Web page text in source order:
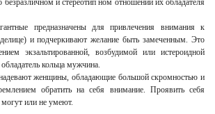
безразличном и стереотип ном отношении их обладателя
предназначены для привлечения внимания к
и подчеркивают желание быть замеченным. Это
экзальтированной, возбудимой или истероидной
кольца мужчина.
женщины, обладающие большой скромностью и
обратить на себя внимание. Проявить себя
или не умеют.